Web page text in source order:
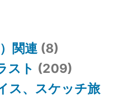
関連(8)
スト (209)
ス、スケッチ旅